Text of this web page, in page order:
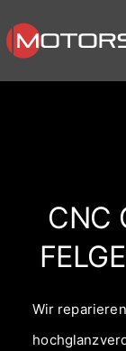
Inhalt
Galerie
Kontakt
CNC
Wir